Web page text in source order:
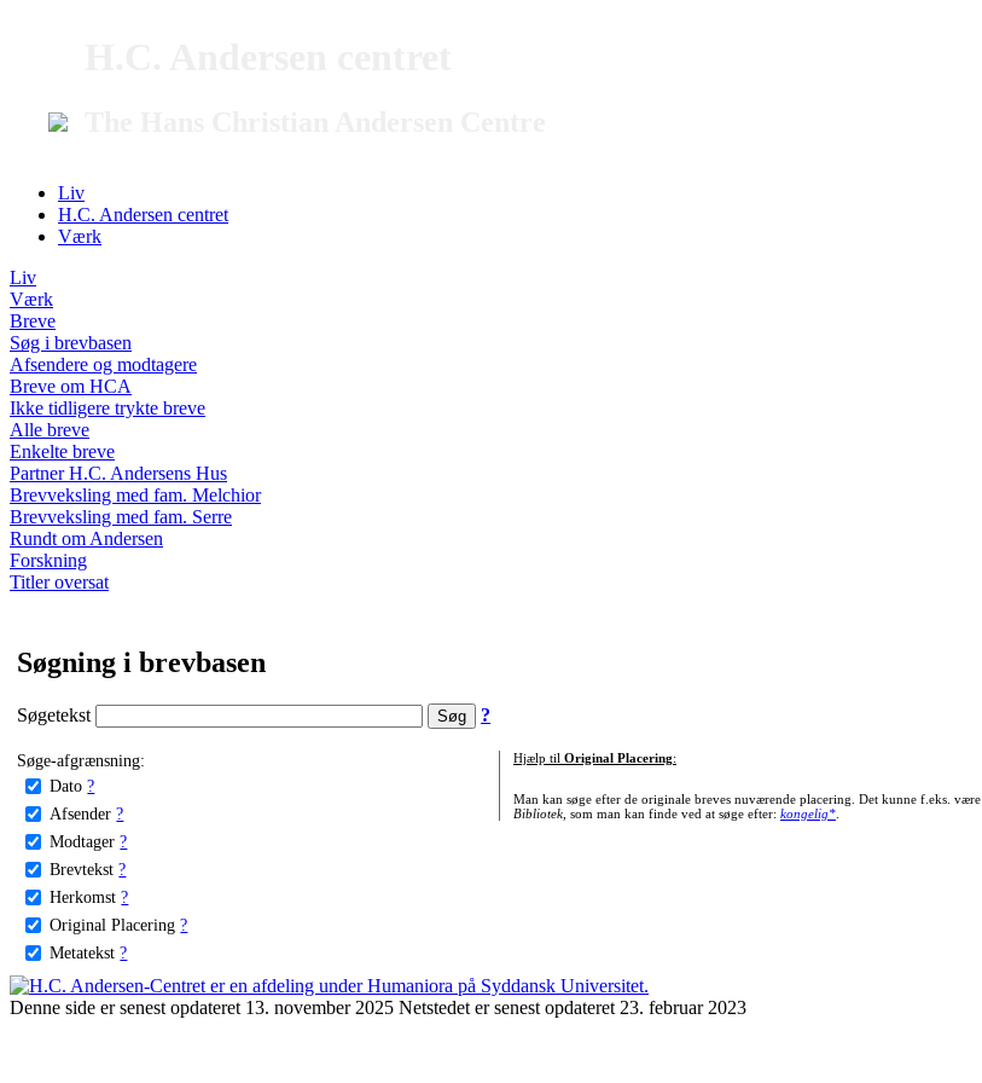
Liv
H.C. Andersen centret
Værk
Liv
Værk
Breve
Søg i brevbasen
Afsendere og modtagere
Breve om HCA
Ikke tidligere trykte breve
Alle breve
Enkelte breve
Partner H.C. Andersens Hus
Brevveksling med fam. Melchior
Brevveksling med fam. Serre
Rundt om Andersen
Forskning
Titler oversat
Søgning i brevbasen
Søgetekst ?
Søge-afgrænsning:
Dato ?
Afsender ?
Modtager ?
Brevtekst ?
Herkomst ?
Original Placering ?
Metatekst ?
Hjælp til Original Placering:
Man kan søge efter de originale breves nuværende placering. Det kunne f.eks. være
Bibliotek, som man kan finde ved at søge efter: kongelig*.
Denne side er senest opdateret 13. november 2025 Netstedet er senest opdateret 23. februar 2023